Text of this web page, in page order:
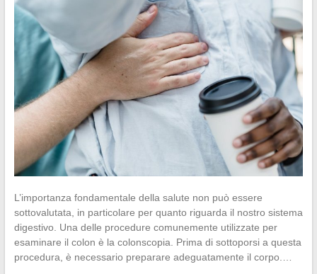
L’importanza fondamentale della salute non può essere
sottovalutata, in particolare per quanto riguarda il nostro sistema
digestivo. Una delle procedure comunemente utilizzate per
esaminare il colon è la colonscopia. Prima di sottoporsi a questa
procedura, è necessario preparare adeguatamente il corpo.…